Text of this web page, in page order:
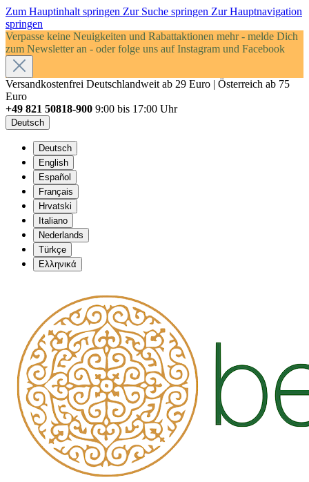
Zum Hauptinhalt springen Zur Suche springen Zur Hauptnavigation
springen
Verpasse keine Neuigkeiten und Rabattaktionen mehr - melde Dich
zum Newsletter an - oder folge uns auf Instagram und Facebook
Versandkostenfrei Deutschlandweit ab 29 Euro | Österreich ab 75
Euro
+49 821 50818-900 9:00 bis 17:00 Uhr
Deutsch
Deutsch
English
Español
Français
Hrvatski
Italiano
Nederlands
Türkçe
Ελληνικά